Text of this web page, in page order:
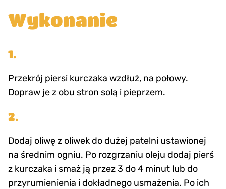
Wykonanie
1.
Przekrój piersi kurczaka wzdłuż, na połowy.
Dopraw je z obu stron solą i pieprzem.
2.
Dodaj oliwę z oliwek do dużej patelni ustawionej
na średnim ogniu. Po rozgrzaniu oleju dodaj pierś
z kurczaka i smaż ją przez 3 do 4 minut lub do
przyrumienienia i dokładnego usmażenia. Po ich